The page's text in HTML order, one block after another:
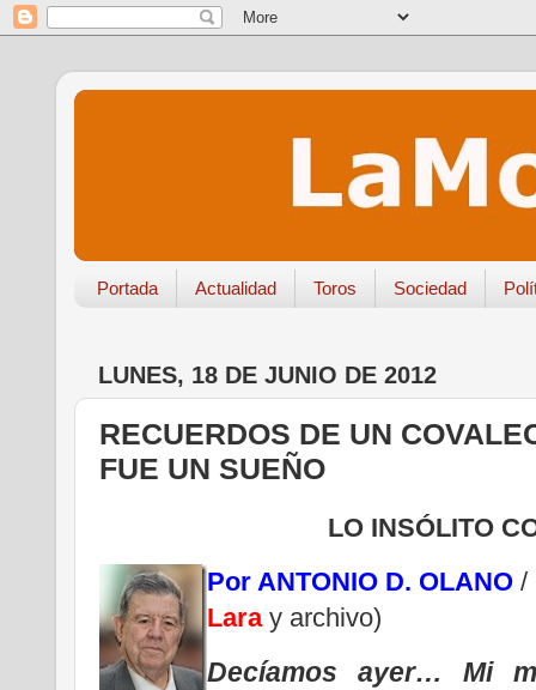
Portada Actualidad Toros Sociedad
LUNES, 18 DE JUNIO DE 2012
RECUERDOS DE UN
FUE UN SUEÑO
LO INSÓLITO
Por ANTONIO D. OLANO /
Laray archivo)
Decíamos ayer… Mi